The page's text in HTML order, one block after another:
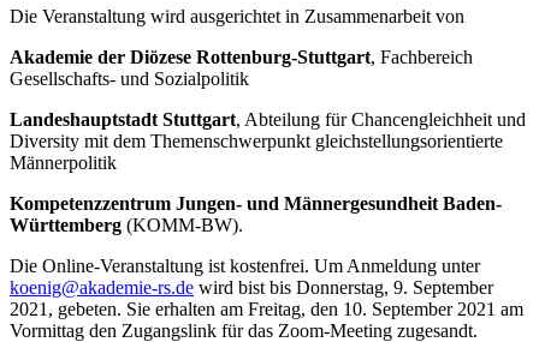
Die Veranstaltung wird ausgerichtet in Zusammenarbeit von
Akademie der Diözese Rottenburg-Stuttgart, Fachbereich
Gesellschafts- und Sozialpolitik
Landeshauptstadt Stuttgart, Abteilung für Chancengleichheit und
Diversity mit dem Themenschwerpunkt gleichstellungsorientierte
Männerpolitik
Kompetenzzentrum Jungen- und Männergesundheit Baden-
Württemberg (KOMM-BW).
Die Online-Veranstaltung ist kostenfrei. Um Anmeldung unter
koenig@akademie-rs.de wird bist bis Donnerstag, 9. September
2021, gebeten. Sie erhalten am Freitag, den 10. September 2021 am
Vormittag den Zugangslink für das Zoom-Meeting zugesandt.